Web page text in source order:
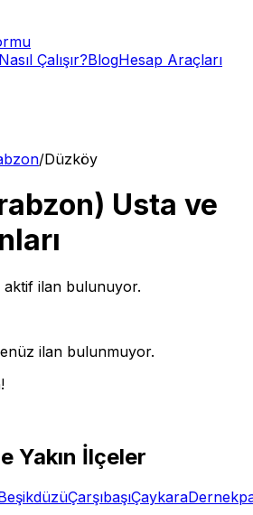
Nasıl Çalışır?BlogHesap Araçları
/Düzköy
) Usta ve
aktif ilan bulunuyor.
ilan bulunmuyor.
Yakın İlçeler
ÇarşıbaşıÇaykara